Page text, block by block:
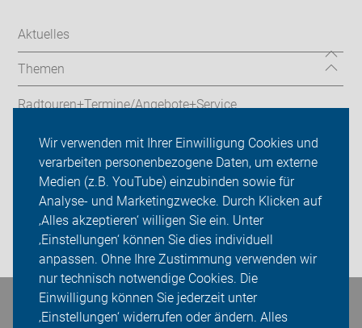
Wir verwenden mit Ihrer Einwilligung Cookies und
verarbeiten personenbezogene Daten, um externe
Medien (z.B. YouTube) einzubinden sowie für
Analyse- und Marketingzwecke. Durch Klicken auf
‚Alles akzeptieren‘ willigen Sie ein. Unter
‚Einstellungen‘ können Sie dies individuell
anpassen. Ohne Ihre Zustimmung verwenden wir
nur technisch notwendige Cookies. Die
Einwilligung können Sie jederzeit unter
‚Einstellungen‘ widerrufen oder ändern. Alles
Aktuelles
Themen
Radtouren+Termine/Angebote+Service
ADFC Mettmann
Sei dabei
Presse
Login
Bleiben Sie in Kontakt